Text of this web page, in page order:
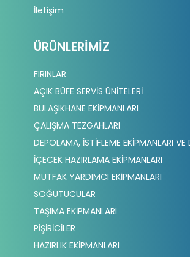
İletişim
ÜRÜNLERIMIZ
FIRINLAR
AÇIK BÜFE SERVİS ÜNİTELERİ
BULAŞIKHANE EKİPMANLARI
ÇALIŞMA TEZGAHLARI
DEPOLAMA, İSTİFLEME EKİPMANLARI
İÇECEK HAZIRLAMA EKİPMANLARI
MUTFAK YARDIMCI EKİPMANLARI
SOĞUTUCULAR
TAŞIMA EKİPMANLARI
PİŞİRİCİLER
HAZIRLIK EKİPMANLARI